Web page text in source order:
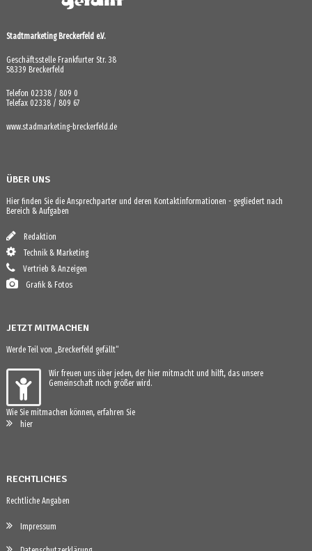
Stadtmarketing Breckerfeld e.V.
Geschäftsstelle Frankfurter Str. 38
58339 Breckerfeld
Telefon 02338 / 809 0
Telefax 02338 / 809 67
www.stadmarketing-breckerfeld.de
ÜBER UNS
Hier finden Sie die Ansprechparter und deren Kontaktinformationen - gegliedert nach
Bereich & Aufgaben
Redaktion
Technik & Marketing
Vertrieb & Anzeigen
Grafik & Fotos
JETZT MITMACHEN
Werde Teil von „Breckerfeld gefällt“
Wir freuen uns über jeden, der hier mitmacht und hilft, das unsere
Gemeinschaft noch größer wird.
Wie Sie mitmachen können, erfahren Sie
hier
RECHTLICHES
Rechtliche Angaben
Impressum